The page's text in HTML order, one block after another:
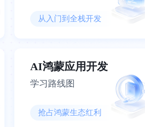
从入门到全栈开发
AI鸿蒙应用开发
学习路线图
抢占鸿蒙生态红利